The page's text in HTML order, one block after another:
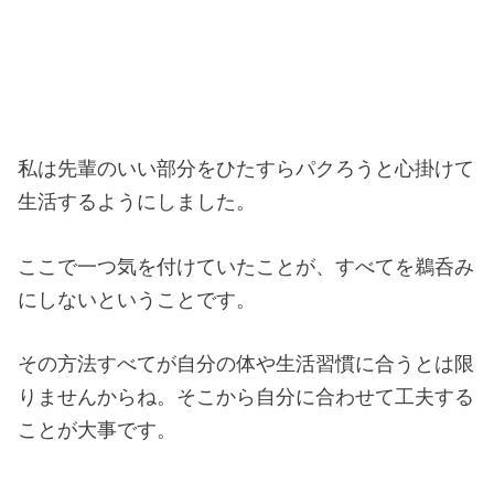
私は先輩のいい部分をひたすらパクろうと心掛けて
生活するようにしました。
ここで一つ気を付けていたことが、すべてを鵜呑み
にしないということです。
その方法すべてが自分の体や生活習慣に合うとは限
りませんからね。そこから自分に合わせて工夫する
ことが大事です。